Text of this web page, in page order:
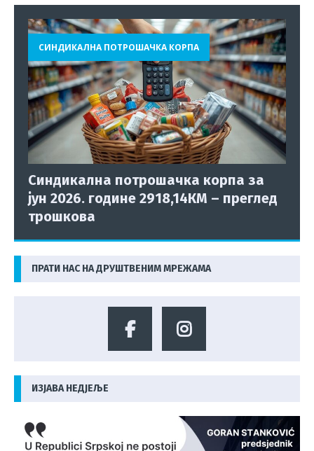
СИНДИКАЛНА ПОТРОШАЧКА КОРПА
Синдикална потрошачка корпа за
јун 2026. године 2918,14КМ – преглед
трошкова
ПРАТИ НАС НА ДРУШТВЕНИМ МРЕЖАМА
ИЗЈАВА НЕДЈЕЉЕ